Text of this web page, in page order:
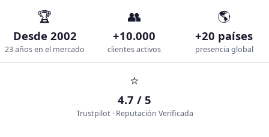
🏆
Desde 2002
23 años en el mercado
👥
+10.000
clientes activos
🌎
+20 países
presencia global
⭐
4.7 / 5
Trustpilot · Reputación Verificada